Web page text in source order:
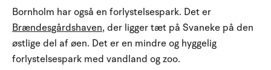
Bornholm har også en forlystelsespark. Det er
Brændesgårdshaven, der ligger tæt på Svaneke på den
østlige del af øen. Det er en mindre og hyggelig
forlystelsespark med vandland og zoo.